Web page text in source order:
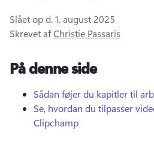
Log på
Slået op d.1. august 2025
Skrevet afChristie Passaris
På denne side
Sådan føjer du kapitler til
Se, hvordan du tilpasser
Clipchamp